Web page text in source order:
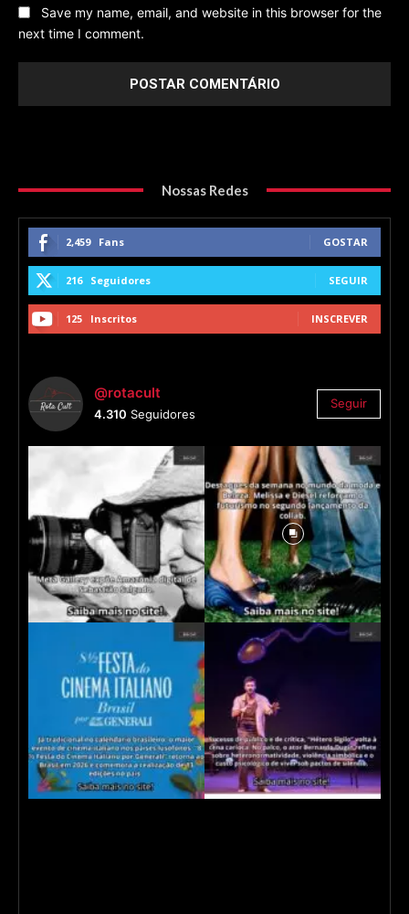
Save my name, email, and website in this browser for the
next time I comment.
Nossas Redes
2,459 Fans GOSTAR
216 Seguidores SEGUIR
125 Inscritos INSCREVER
@rotacult
4.310 Seguidores
Seguir